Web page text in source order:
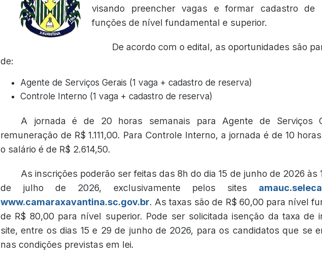
visando preencher vagas e formar cadastro de
funções de nível fundamental e superior.
De acordo com o edital, as oportunidades são
de:
Agente de Serviços Gerais (1 vaga + cadastro de reserva)
Controle Interno (1 vaga + cadastro de reserva)
A jornada é de 20 horas semanais para Agente de Serviços
remuneração de R$ 1.111,00. Para Controle Interno, a jornada é de 10
o salário é de R$ 2.614,50.
As inscrições poderão ser feitas das 8h do dia 15 de junho de 2026 às
de julho de 2026, exclusivamente pelos sites
www.camaraxavantina.sc.gov.br. As taxas são de R$ 60,00 para nível
de R$ 80,00 para nível superior. Pode ser solicitada isenção da taxa de
site, entre os dias 15 e 29 de junho de 2026, para os candidatos que se
nas condições previstas em lei.